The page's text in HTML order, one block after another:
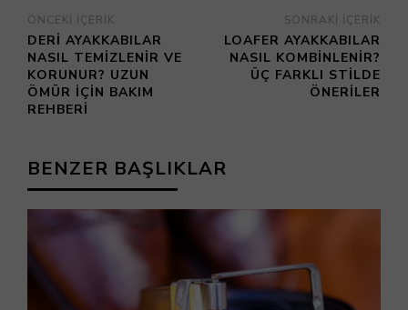
ÖNCEKI İÇERIK
DERI AYAKKABILAR
NASIL TEMIZLENIR VE
KORUNUR? UZUN
ÖMÜR İÇIN BAKIM
REHBERI
SONRAKI İÇERIK
LOAFER AYAKKABILAR
NASIL KOMBINLENIR?
ÜÇ FARKLI STILDE
ÖNERILER
BENZER BAŞLIKLAR